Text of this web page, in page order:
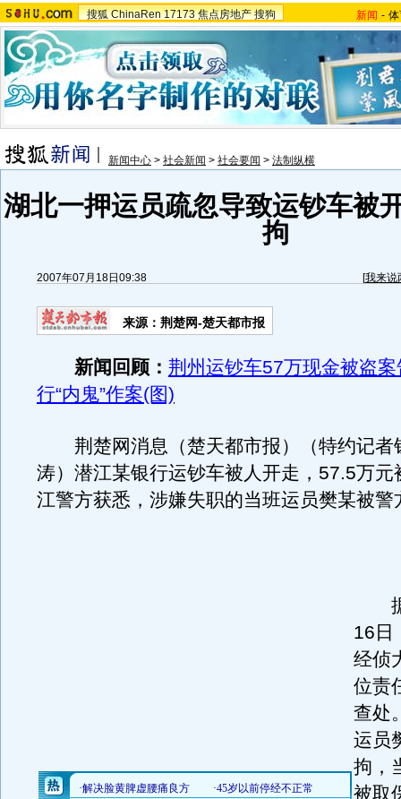
搜狐 ChinaRen 17173 焦点房地产 搜狗 新闻 -
新闻中心 > 社会新闻 > 社会要闻 > 法制纵横
湖北一押运员疏忽导致运钞车被
拘
2007年07月18日09:38 [我来说
来源：荆楚网-楚天都市报
新闻回顾： 荆州运钞车57万现金被盗
行“内鬼”作案(图)
荆楚网消息（楚天都市报）（特约记者
涛）潜江某银行运钞车被人开走，57.5万元
江警方获悉，涉嫌失职的当班运员樊某被警
据
16日
经侦
位责
查处
运员
拘，
被取